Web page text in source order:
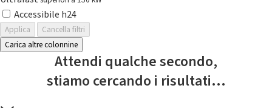
Accessibile h24
Applica
Cancella filtri
Carica altre colonnine
Attendi qualche secondo,
stiamo cercando i risultati...